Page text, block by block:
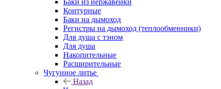
Баки из нержавейки
Контурные
Баки на дымоход
Регистры на дымоход (теплообменники)
Для душа с тэном
Для душа
Накопительные
Расширительные
Чугунное литье
Назад